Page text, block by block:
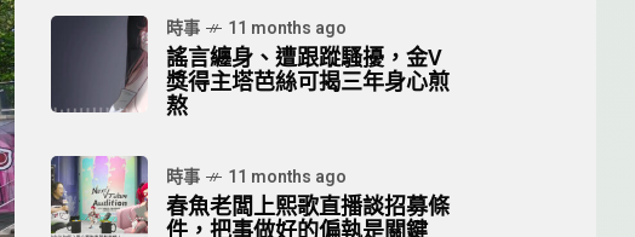
時事 11 months ago
謠言纏身、遭跟蹤騷擾，金V
獎得主塔芭絲可揭三年身心煎
熬
時事 11 months ago
春魚老闆上熙歌直播談招募條